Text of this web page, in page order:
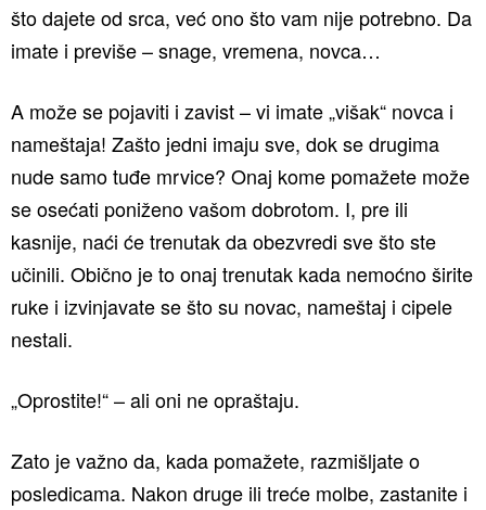
što dajete od srca, već ono što vam nije potrebno. Da
imate i previše – snage, vremena, novca…
A može se pojaviti i zavist – vi imate „višak“ novca i
nameštaja! Zašto jedni imaju sve, dok se drugima
nude samo tuđe mrvice? Onaj kome pomažete može
se osećati poniženo vašom dobrotom. I, pre ili
kasnije, naći će trenutak da obezvredi sve što ste
učinili. Obično je to onaj trenutak kada nemoćno širite
ruke i izvinjavate se što su novac, nameštaj i cipele
nestali.
„Oprostite!“ – ali oni ne opraštaju.
Zato je važno da, kada pomažete, razmišljate o
posledicama. Nakon druge ili treće molbe, zastanite i